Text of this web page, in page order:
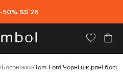
SS`26
Босоніжки Tom Ford Чорні шкіряні